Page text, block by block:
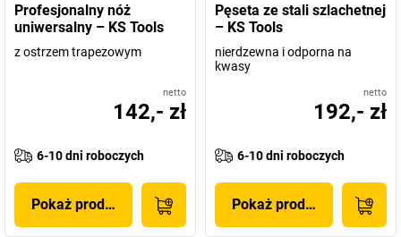
Profesjonalny nóż
uniwersalny – KS Tools
z ostrzem trapezowym
netto
142,- zł
6-10 dni roboczych
Pokaż produkt
Pęseta ze stali szlachetnej
– KS Tools
nierdzewna i odporna na
kwasy
netto
192,- zł
6-10 dni roboczych
Pokaż produkt